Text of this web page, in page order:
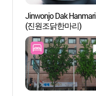
Jinwonjo Dak Hanmari
(진원조닭한마리)